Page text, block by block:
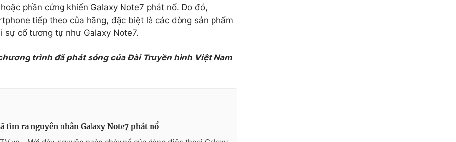
phần cứng khiến Galaxy Note7 phát nổ. Do đó,
tiếp theo của hãng, đặc biệt là các dòng sản phẩm
sự cố tương tự như Galaxy Note7.
trình đã phát sóng của Đài Truyền hình Việt Nam
tìm ra nguyên nhân Galaxy Note7 phát nổ